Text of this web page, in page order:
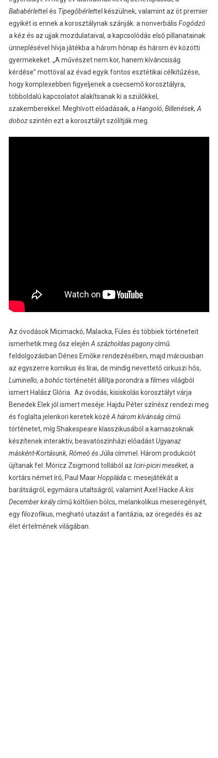
Bababérlettel és Tipegőbérlettel készülnek, valamint az öt premier
egyikét is ennek a korosztálynak szánják: a nonverbális Fogódzó
a kéz és az ujjakmozdulataival, a kapcsolódás első pillanatainak
ünneplésével hívja játékba a három hónap és három év közötti
gyermekeket. „A művészet nem kor, hanem kíváncsiság
kérdése” mottóval az évad egyik fontos esztétikai célkitűzése,
hogy komplexebben figyeljenek a csecsemő korosztályra,
többoldalú kapcsolatot alakítsanak ki a szülőkkel,
szakemberekkel. Meghívott előadásaik, aHangoló, Billenések, A
dobozszintén ezt a korosztályt szólítják meg.
Az óvodások Micimackó, Malacka, Füles és többiek történeteit
ismerhetik meg ősz elejénA százholdas pagonycímű
feldolgozásban Dénes Emőke rendezésében, majd márciusban
az egyszerre komikus és lírai, de mindig nevettető cirkuszi hős,
Luminello, a bohóctörténetét állítja porondra a filmes világból
ismert Halász Glória. Az óvodás, kisiskolás korosztályt várja
Benedek Elek jól ismert meséje: Hajdu Péter színész rendezi meg
és foglalta jelenkori keretek közéA három kívánságcímű
történetet, míg Shakespeare klasszikusából a kamaszoknak
készítenek interaktív, beavatószínházi előadástUgyanaz
másként-Kortásunk, Rómeó és Júliacímmel. Három produkciót
újítanak fel: Móricz Zsigmond tollából az Iciri-piciri meséket, a
kortárs német író, Paul MaarHoppládac. mesejátékát a
barátságról, egymásra utaltságról, valamint Axel HackeA kis
December királycímű költőien bölcs, melankolikus meseregényét,
egy filozofikus, megható utazást a fantázia, az öregedés és az
élet értelmének világában.